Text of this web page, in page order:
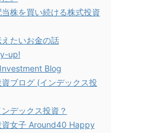
株を買い続ける株式投資
たいお金の話
up!
Blog
ブログ (インデックス投
デックス投資？
資女子 Around40 Happy